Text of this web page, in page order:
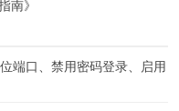
南》
端口、禁用密码登录、启用